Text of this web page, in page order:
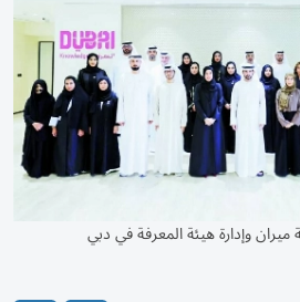
وإدارة هيئة المعرفة في دبي